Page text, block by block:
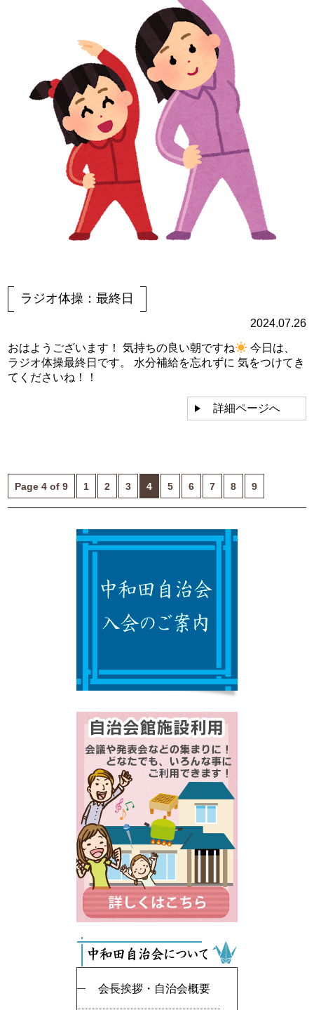
ラジオ体操：最終日
2024.07.26
おはようございます！ 気持ちの良い朝ですね
今日は、
ラジオ体操最終日です。 水分補給を忘れずに 気をつけてき
てくださいね！！
詳細ページへ
Page 4 of 9 1 2 3 4 5 6 7 8 9
会長挨拶・自治会概要